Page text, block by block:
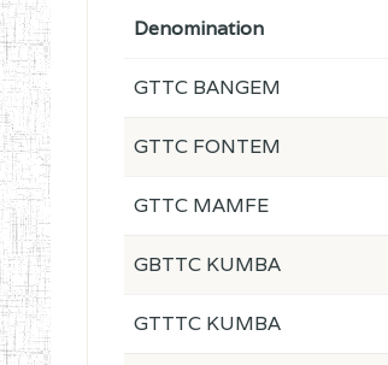
Denomination
GTTC BANGEM
GTTC FONTEM
GTTC MAMFE
GBTTC KUMBA
GTTTC KUMBA